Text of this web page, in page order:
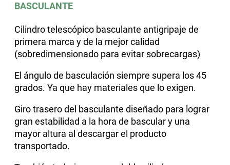
BASCULANTE
Cilindro telescópico basculante antigripaje de
primera marca y de la mejor calidad
(sobredimensionado para evitar sobrecargas)
El ángulo de basculación siempre supera los 45
grados. Ya que hay materiales que lo exigen.
Giro trasero del basculante diseñado para lograr
gran estabilidad a la hora de bascular y una
mayor altura al descargar el producto
transportado.